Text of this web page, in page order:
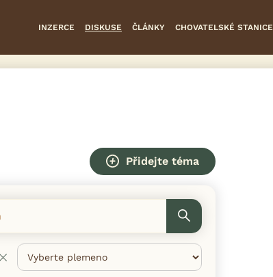
INZERCE DISKUSE ČLÁNKY CHOVATELSKÉ STANICE
Přidejte téma